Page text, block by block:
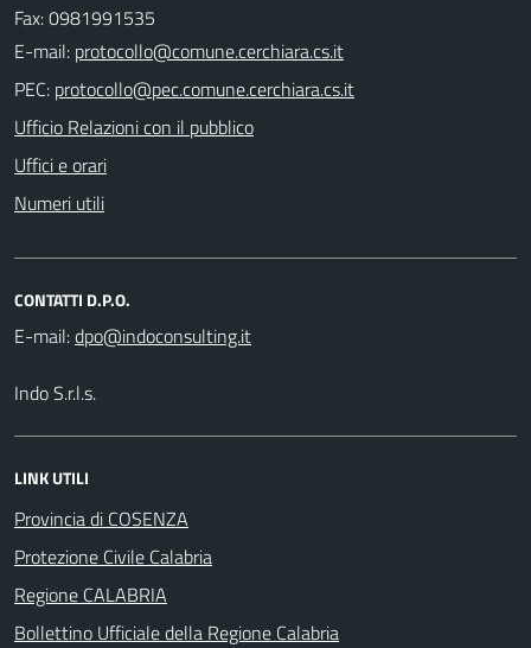
Fax: 0981991535
E-mail:
PEC:
Ufficio Relazioni con il pubblico
Uffici e orari
Numeri utili
CONTATTI D.P.O.
E-mail:
Indo S.r.l.s.
LINK UTILI
Provincia di COSENZA
Protezione Civile Calabria
Regione CALABRIA
Bollettino Ufficiale della Regione Calabria